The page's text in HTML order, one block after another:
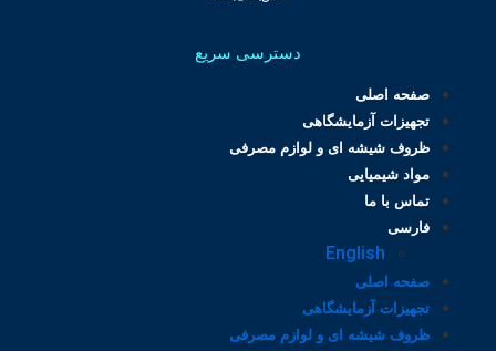
دسترسی سریع
صفحه اصلی
تجهیزات آزمایشگاهی
ظروف شیشه ای و لوازم مصرفی
مواد شیمیایی
تماس با ما
فارسی
English
صفحه اصلی
تجهیزات آزمایشگاهی
ظروف شیشه ای و لوازم مصرفی